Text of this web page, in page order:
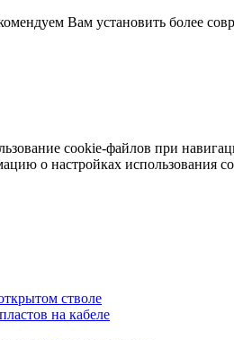
Вам установить более
cookie-файлов при
о настройках использования
стволе
на кабеле